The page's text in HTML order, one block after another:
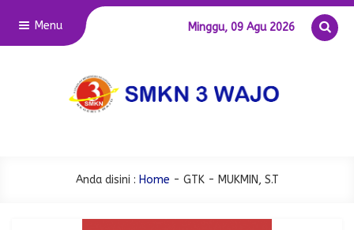
Menu Minggu, 09 Agu 2026
Anda disini : Home - GTK- MUKMIN, S.T